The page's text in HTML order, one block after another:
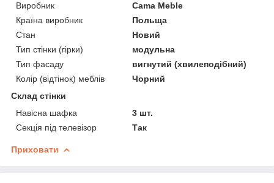
Виробник
Cama Meble
Країна виробник
Польща
Стан
Новий
Тип стінки (гірки)
модульна
Тип фасаду
вигнутий (хвилеподібний)
Колір (відтінок) меблів
Чорний
Склад стінки
Навісна шафка
3 шт.
Секція під телевізор
Так
Приховати